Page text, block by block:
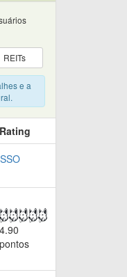
REITs
e a
Rating
4.90
pontos